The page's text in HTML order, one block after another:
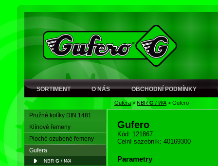
SORTIMENT O NÁS OBCHODNÍ PODMÍNKY
Gufera> NBRG / WA > Gufero
Pružné kolíky DIN 1481
Klínové řemeny
Ploché ozubené řemeny
Gufera
NBR G / WA
Gufero
Kód: 121867
Celní sazebník: 40169300
Parametry